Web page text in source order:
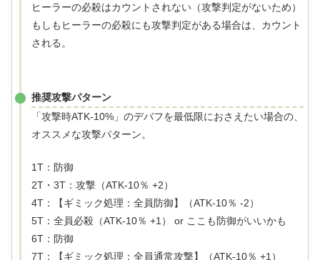
ヒーラーの必殺はカウントされない（攻撃判定がないため）
もしもヒーラーの必殺にも攻撃判定がある場合は、カウント
される。
推奨攻撃パターン
「攻撃時ATK-10%」のデバフを最低限におさえたい場合の、
オススメな攻撃パターン。
1T：防御
2T・3T：攻撃（ATK-10％ +2）
4T：【ギミック処理：全員防御】（ATK-10％ -2）
5T：全員必殺（ATK-10％ +1） or ここも防御がいいかも
6T：防御
7T：【ギミック処理：全員通常攻撃】（ATK-10％ +1）